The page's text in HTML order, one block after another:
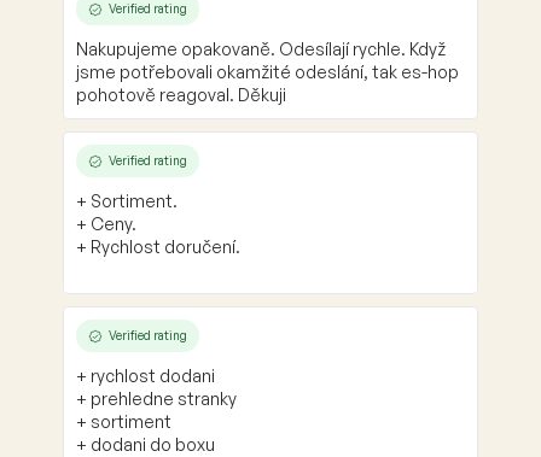
Verified rating
Nakupujeme opakovaně. Odesílají rychle. Když
jsme potřebovali okamžité odeslání, tak es-hop
pohotově reagoval. Děkuji
Verified rating
+ Sortiment.
+ Ceny.
+ Rychlost doručení.
Verified rating
+ rychlost dodani
+ prehledne stranky
+ sortiment
+ dodani do boxu